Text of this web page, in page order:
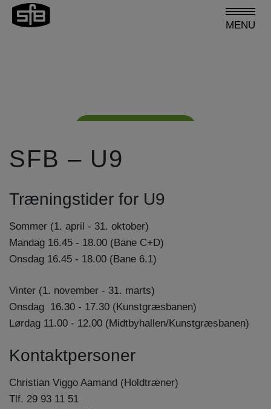
SFB – U9
Træningstider for U9
Sommer (1. april - 31. oktober)
Mandag 16.45 - 18.00 (Bane C+D)
Onsdag 16.45 - 18.00 (Bane 6.1)
Vinter (1. november - 31. marts)
Onsdag 16.30 - 17.30 (Kunstgræsbanen)
Lørdag 11.00 - 12.00 (Midtbyhallen/Kunstgræsbanen)
Kontaktpersoner
Christian Viggo Aamand (Holdtræner)
Tlf. 29 93 11 51
MENU